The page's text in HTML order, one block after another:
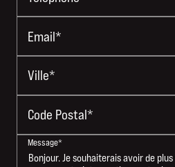
Email*
Ville*
Code Postal*
Message*